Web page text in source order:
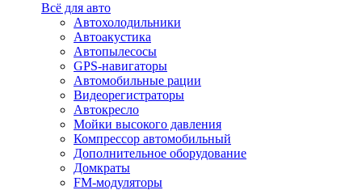
Всё для авто
Автохолодильники
Автоакустика
Автопылесосы
GPS-навигаторы
Автомобильные рации
Видеорегистраторы
Автокресло
Мойки высокого давления
Компрессор автомобильный
Дополнительное оборудование
Домкраты
FM-модуляторы